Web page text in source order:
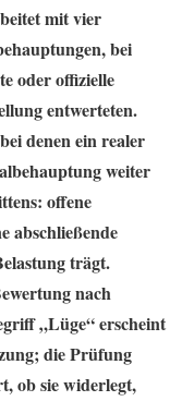
mit vier
bei
oder offizielle
entwerteten.
denen ein realer
weiter
offene
abschließende
trägt.
nach
„Lüge“ erscheint
die Prüfung
ob sie widerlegt,